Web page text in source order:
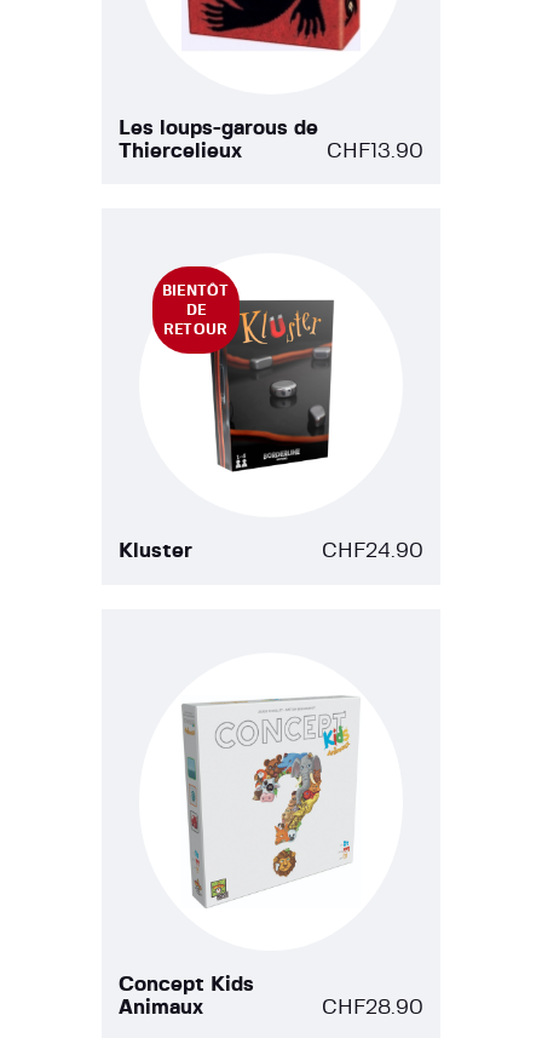
Les loups-garous de
Thiercelieux
CHF13.90
BIENTÔT
DE
RETOUR
Kluster CHF24.90
Concept Kids
Animaux
CHF28.90